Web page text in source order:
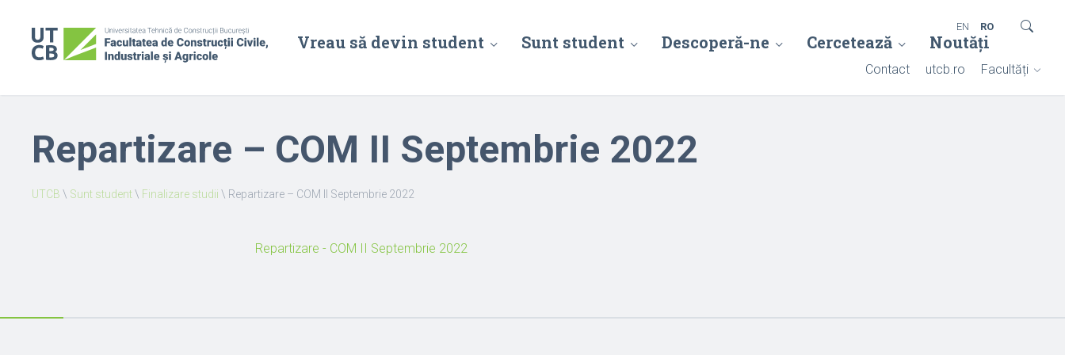
Vreau să devin student Sunt student Descoperă-ne Cercetează Noutăți
Contact utcb.ro Facultăți
EN RO
Repartizare – COM II Septembrie 2022
UTCB \ Sunt student\ Finalizare studii \ Repartizare – COM II Septembrie 2022
Repartizare - COM II Septembrie 2022